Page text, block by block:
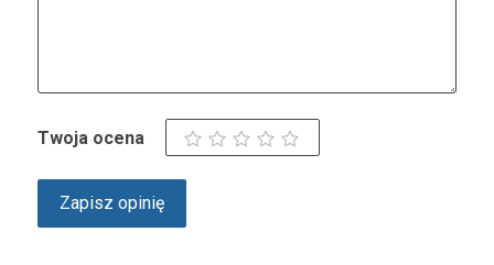
Twoja ocena